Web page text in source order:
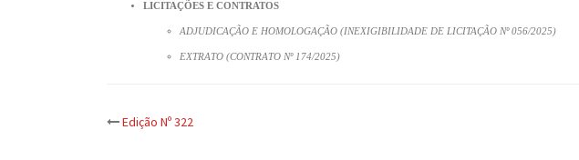
LICITAÇÕES E CONTRATOS
ADJUDICAÇÃO E HOMOLOGAÇÃO (INEXIGIBILIDADE DE LICITAÇÃO Nº 056/2025)
EXTRATO (CONTRATO Nº 174/2025)
Post
Edição Nº 322